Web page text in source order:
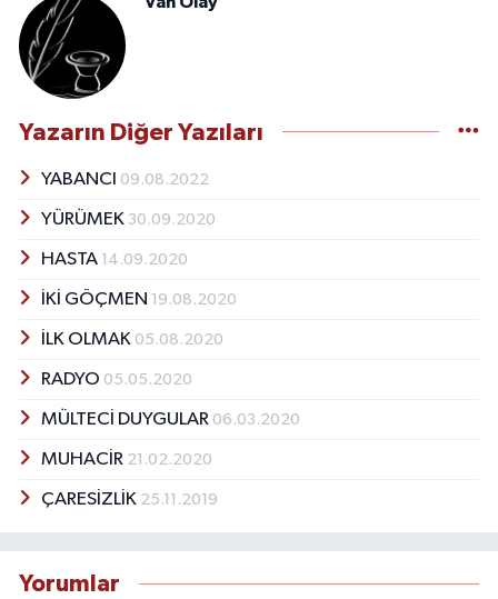
Yazarın Diğer Yazıları
YABANCI 09.08.2022
YÜRÜMEK 30.09.2020
HASTA 14.09.2020
İKİ GÖÇMEN 19.08.2020
İLK OLMAK 05.08.2020
RADYO 05.05.2020
MÜLTECİ DUYGULAR 06.03.2020
MUHACİR 21.02.2020
ÇARESİZLİK 25.11.2019
Yorumlar